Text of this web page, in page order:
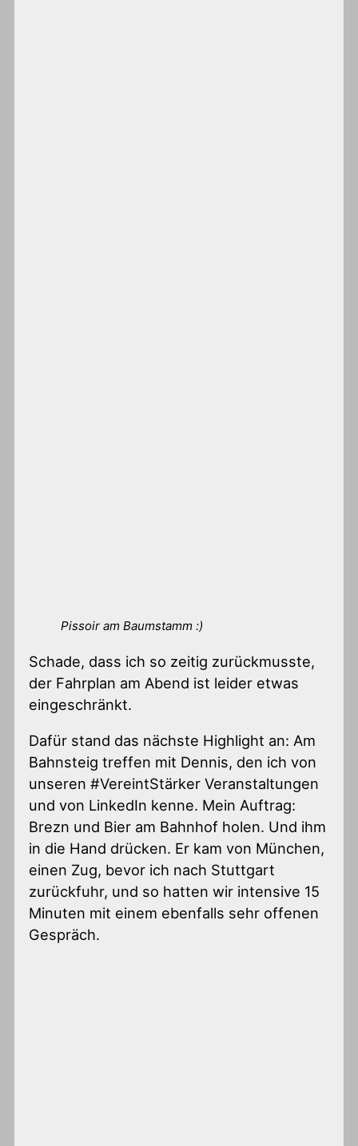
Pissoir am Baumstamm :)
Schade, dass ich so zeitig zurückmusste,
der Fahrplan am Abend ist leider etwas
eingeschränkt.
Dafür stand das nächste Highlight an: Am
Bahnsteig treffen mit Dennis, den ich von
unseren #VereintStärker Veranstaltungen
und von LinkedIn kenne. Mein Auftrag:
Brezn und Bier am Bahnhof holen. Und ihm
in die Hand drücken. Er kam von München,
einen Zug, bevor ich nach Stuttgart
zurückfuhr, und so hatten wir intensive 15
Minuten mit einem ebenfalls sehr offenen
Gespräch.